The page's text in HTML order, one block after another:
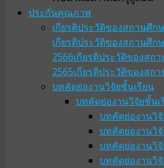
ประกันคุณภาพ
เกียรติประวัติของสถานศึก
เกียรติประวัติของสถานศึก
2566เกียรติประวัติของสถ
2565เกียรติประวัติของสถ
บทคัดย่องานวิจัยชั้นเรียน
บทคัดย่องานวิจัยชั้นเ
บทคัดย่องานวิ
บทคัดย่องานวิ
บทคัดย่องานวิ
บทคัดย่องานวิ